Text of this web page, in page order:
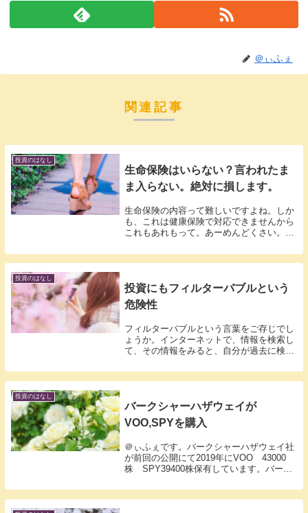
＠ぃふぇ
関連記事
投資のはなし
生命保険はいらない？言われたま
ま入らない。絶対に損します。
生命保険の内容って難しいですよね。しか
も、これは健康保険で対応できませんから
これもあれもって。あーめんどくさい。言
生涯だととんでもない額を損してますよ。
生命保険の世帯平均支払額は？平成２７年
投資のはなし
投資にもフィルターバブルという
危険性
フィルターバブルという言葉をご存じでし
ょうか。インターネットで、情報を検索し
て、その情報をみると、自分が過去に検索
きませんか？あなたにオススメ等表示され
ることが多くなりましたよね。youtubeや
投資のはなし
バークシャーハザウェイが
VOO,SPYを購入
＠ぃふぇです。バークシャーハザウェイ社
が前回の公開にて2019年にVOO 43000
株 SPY39400株保有しています。バーク
柄を見ることができます。おいおい、まじ
かってかんじです。一応私の保有はクラ...